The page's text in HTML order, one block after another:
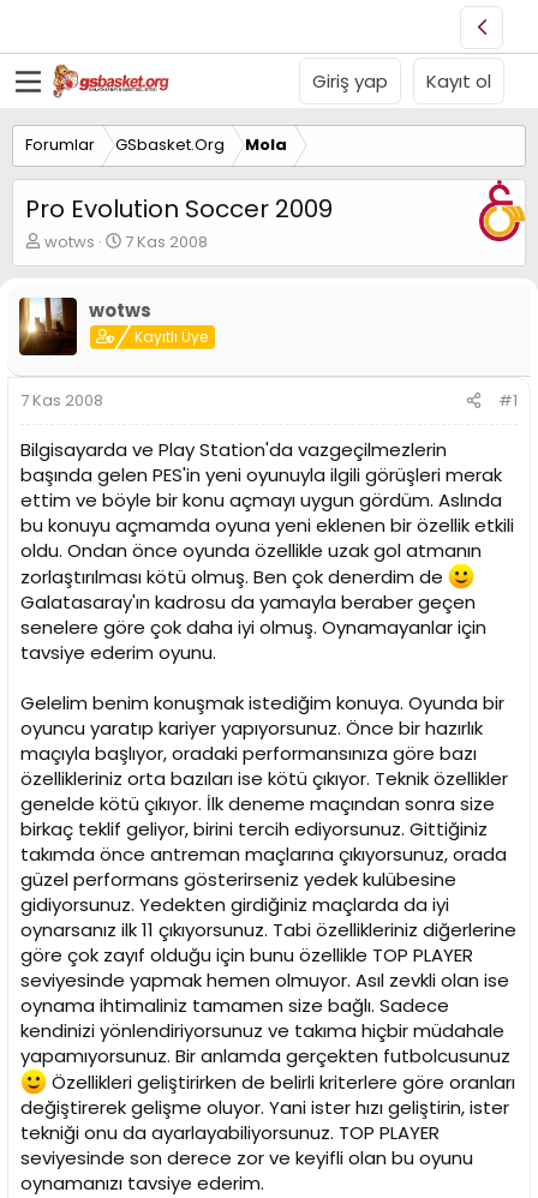
Giriş yap Kayıt ol
Forumlar GSbasket.Org Mola
Pro Evolution Soccer 2009
K
o
u
y
u
B
a
ş
a
t
a
n
wotws
B
a
l
a
n
g
a
r
i
h
i
7 Kas 2008
wotws
Kayıtlı Üye
7 Kas 2008 #1
Bilgisayarda ve Play Station'da vazgeçilmezlerin
başında gelen PES'in yeni oyunuyla ilgili görüşleri merak
ettim ve böyle bir konu açmayı uygun gördüm. Aslında
bu konuyu açmamda oyuna yeni eklenen bir özellik etkili
oldu. Ondan önce oyunda özellikle uzak gol atmanın
zorlaştırılması kötü olmuş. Ben çok denerdim de
Galatasaray'ın kadrosu da yamayla beraber geçen
senelere göre çok daha iyi olmuş. Oynamayanlar için
tavsiye ederim oyunu.
Gelelim benim konuşmak istediğim konuya. Oyunda bir
oyuncu yaratıp kariyer yapıyorsunuz. Önce bir hazırlık
maçıyla başlıyor, oradaki performansınıza göre bazı
özellikleriniz orta bazıları ise kötü çıkıyor. Teknik özellikler
genelde kötü çıkıyor. İlk deneme maçından sonra size
birkaç teklif geliyor, birini tercih ediyorsunuz. Gittiğiniz
takımda önce antreman maçlarına çıkıyorsunuz, orada
güzel performans gösterirseniz yedek kulübesine
gidiyorsunuz. Yedekten girdiğiniz maçlarda da iyi
oynarsanız ilk 11 çıkıyorsunuz. Tabi özellikleriniz diğerlerine
göre çok zayıf olduğu için bunu özellikle TOP PLAYER
seviyesinde yapmak hemen olmuyor. Asıl zevkli olan ise
oynama ihtimaliniz tamamen size bağlı. Sadece
kendinizi yönlendiriyorsunuz ve takıma hiçbir müdahale
yapamıyorsunuz. Bir anlamda gerçekten futbolcusunuz
Özellikleri geliştirirken de belirli kriterlere göre oranları
değiştirerek gelişme oluyor. Yani ister hızı geliştirin, ister
tekniği onu da ayarlayabiliyorsunuz. TOP PLAYER
seviyesinde son derece zor ve keyifli olan bu oyunu
oynamanızı tavsiye ederim.